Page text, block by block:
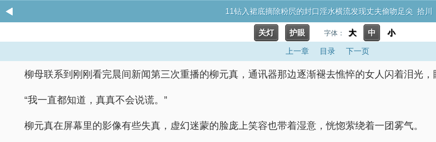
11钻入裙底摘除粉屄的封口淫水横流发现丈夫偷吻足尖 拾川
关灯 护眼 字体： 大 中 小
上一章 目录 下一页
柳母联系到刚刚看完晨间新闻第三次重播的柳元真，通讯器那边逐渐褪去憔悴的女人闪着泪光，
“我一直都知道，真真不会说谎。”
柳元真在屏幕里的影像有些失真，虚幻迷蒙的脸庞上笑容也带着湿意，恍惚萦绕着一团雾气。